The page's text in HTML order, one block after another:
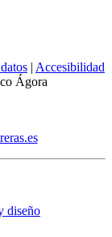
| Accesibilidad
Ágora
diseño